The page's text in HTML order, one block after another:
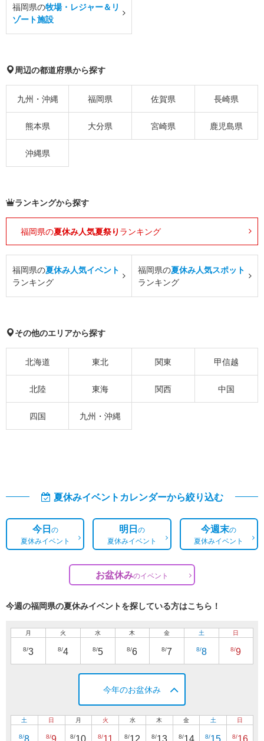
福岡県の牧場・レジャー＆リ
ゾート施設
周辺の都道府県から探す
九州・沖縄 福岡県 佐賀県 長崎県
熊本県 大分県 宮崎県 鹿児島県
沖縄県
ランキングから探す
福岡県の夏休み人気夏祭り ランキング
福岡県の夏休み人気イベント
ランキング
福岡県の夏休み人気スポット
ランキング
その他のエリアから探す
北海道 東北 関東 甲信越
北陸 東海 関西 中国
四国 九州・沖縄
夏休みイベントカレンダーから絞り込む
今日の
夏休みイベント
明日の
夏休みイベント
今週末の
夏休みイベント
お盆休みのイベント
今週の福岡県の夏休みイベントを探している方はこちら！
月
8/3
火
8/4
水
8/5
木
8/6
金
8/7
土
8/8
日
8/9
今年のお盆休み
土
8/
日
8/
月
8/
火
8/
水
8/
木
8/
金
8/
土
8/
日
8/